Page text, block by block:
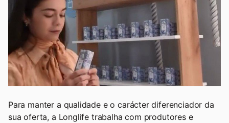
Para manter a qualidade e o carácter diferenciador da
sua oferta, a Longlife trabalha com produtores e